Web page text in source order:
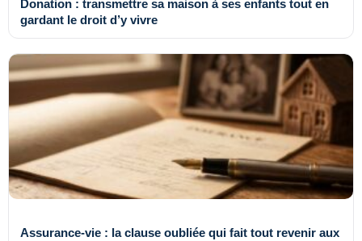
Donation : transmettre sa maison à ses enfants tout en
gardant le droit d’y vivre
Assurance-vie : la clause oubliée qui fait tout revenir aux